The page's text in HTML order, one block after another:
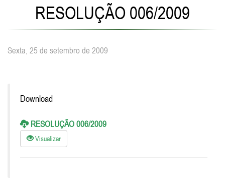
RESOLUÇÃO 006/2009
Sexta, 25 de setembro de 2009
Download
RESOLUÇÃO 006/2009
Visualizar